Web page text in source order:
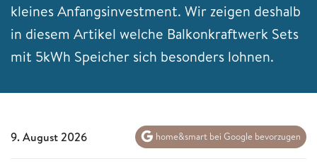
kleines Anfangsinvestment. Wir zeigen deshalb
in diesem Artikel welche Balkonkraftwerk Sets
mit 5kWh Speicher sich besonders lohnen.
9. August 2026 home&smart bei Google bevorzugen